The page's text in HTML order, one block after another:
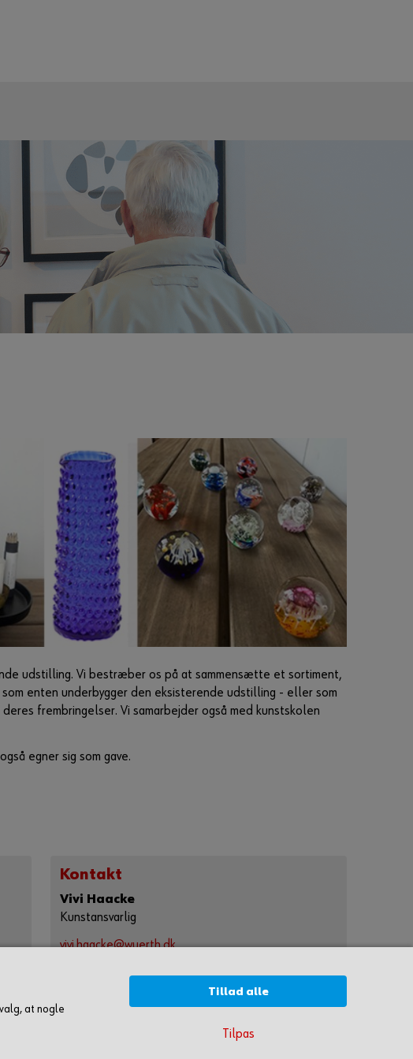
udstilling. Vi bestræber os på at sammensætte et sortiment,
enten underbygger den eksisterende udstilling - eller som
frembringelser. Vi samarbejder også med kunstskolen
egner sig som gave.
Kontakt
Vivi Haacke
Kunstansvarlig
vivi.haacke@wuerth.dk
6000 Kolding
at nogle
Tillad alle
Tilpas